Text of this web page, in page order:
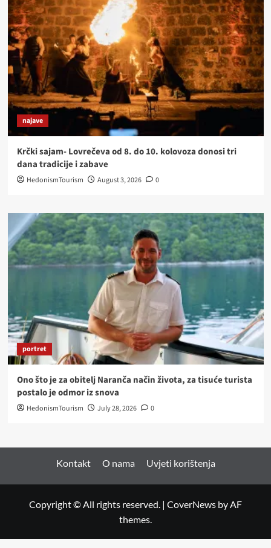
najave
Krčki sajam- Lovrečeva od 8. do 10. kolovoza donosi tri
dana tradicije i zabave
HedonismTourism August 3, 2026 0
portret
Ono što je za obitelj Naranča način života, za tisuće turista
postalo je odmor iz snova
HedonismTourism July 28, 2026 0
Kontakt O nama Uvjeti korištenja
Copyright © All rights reserved. | CoverNews by AF
themes.